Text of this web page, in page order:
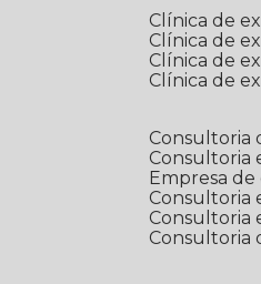
Clínica de
Clínica de
Clínica de
Clínica de
Empresa